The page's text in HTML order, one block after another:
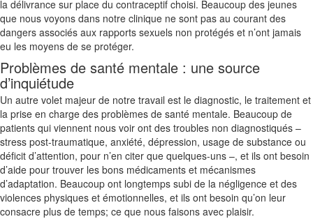
la délivrance sur place du contraceptif choisi. Beaucoup des jeunes
que nous voyons dans notre clinique ne sont pas au courant des
dangers associés aux rapports sexuels non protégés et n’ont jamais
eu les moyens de se protéger.
Problèmes de santé mentale : une source
d’inquiétude
Un autre volet majeur de notre travail est le diagnostic, le traitement et
la prise en charge des problèmes de santé mentale. Beaucoup de
patients qui viennent nous voir ont des troubles non diagnostiqués –
stress post-traumatique, anxiété, dépression, usage de substance ou
déficit d’attention, pour n’en citer que quelques-uns –, et ils ont besoin
d’aide pour trouver les bons médicaments et mécanismes
d’adaptation. Beaucoup ont longtemps subi de la négligence et des
violences physiques et émotionnelles, et ils ont besoin qu’on leur
consacre plus de temps; ce que nous faisons avec plaisir.